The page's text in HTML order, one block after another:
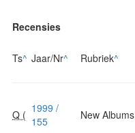
Recensies
Ts^ Jaar/Nr^ Rubriek^
Q ( 1999 /
155
New Albums